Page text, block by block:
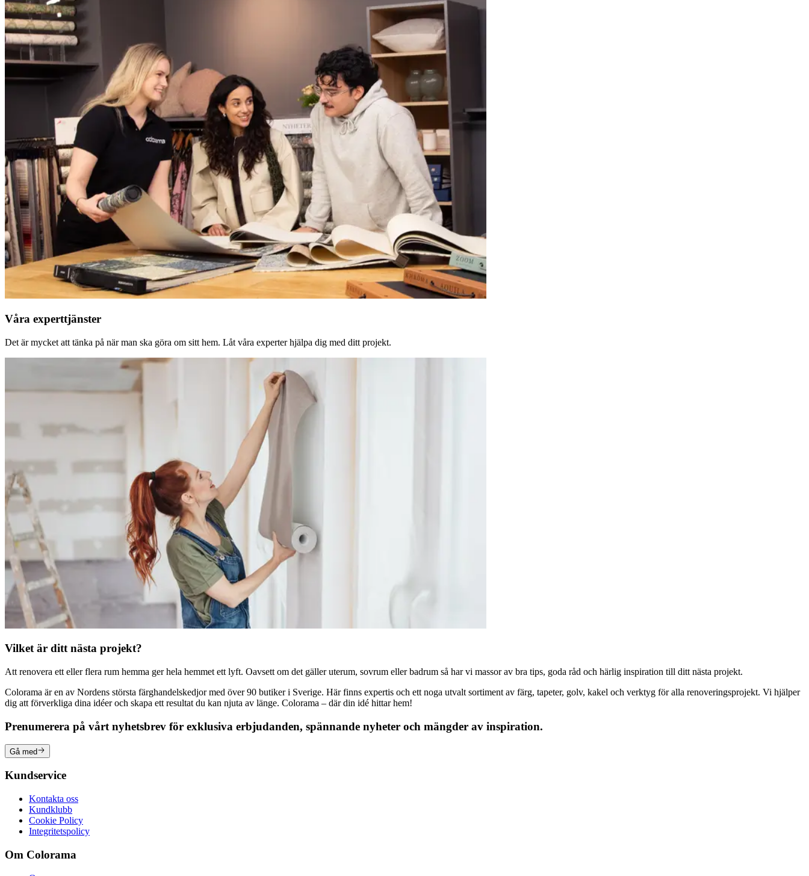
Våra experttjänster
Det är mycket att tänka på när man ska göra om sitt hem. Låt våra experter hjälpa dig med ditt projekt.
Vilket är ditt nästa projekt?
Att renovera ett eller flera rum hemma ger hela hemmet ett lyft. Oavsett om det gäller uterum, sovrum eller badrum så har vi massor av bra tips, goda råd och härlig inspiration till ditt nästa projekt.
Colorama är en av Nordens största färghandelskedjor med över 90 butiker i Sverige. Här finns expertis och ett noga utvalt sortiment av färg, tapeter, golv, kakel och verktyg för alla renoveringsprojekt. Vi hjälper
dig att förverkliga dina idéer och skapa ett resultat du kan njuta av länge. Colorama – där din idé hittar hem!
Prenumerera på vårt nyhetsbrev för exklusiva erbjudanden, spännande nyheter och mängder av inspiration.
Gå med
Kundservice
Kontakta oss
Kundklubb
Cookie Policy
Integritetspolicy
Om Colorama